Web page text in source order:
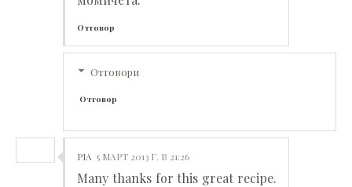
Отговор
Отговори
Отговор
PIA 5 МАРТ 2013 Г. В 21:26
Many thanks for this great recipe.